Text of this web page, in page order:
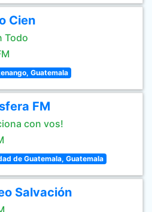
Cien
Todo
Guatemala
FM
con vos!
de Guatemala, Guatemala
Salvación